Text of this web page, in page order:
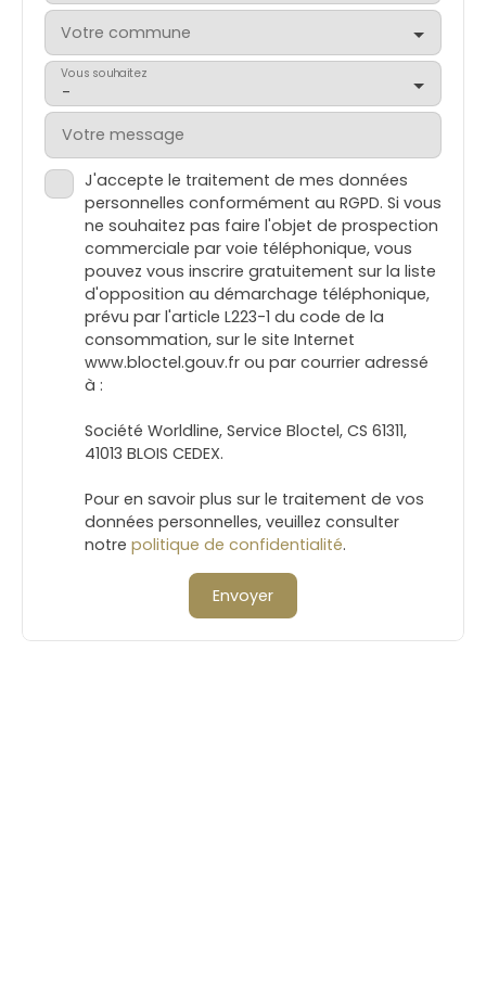
Votre commune
-
Vous souhaitez
Votre message
J'accepte le traitement de mes données
personnelles conformément au RGPD. Si vous
ne souhaitez pas faire l'objet de prospection
commerciale par voie téléphonique, vous
pouvez vous inscrire gratuitement sur la liste
d'opposition au démarchage téléphonique,
prévu par l'article L223-1 du code de la
consommation, sur le site Internet
www.bloctel.gouv.fr ou par courrier adressé
à :
Société Worldline, Service Bloctel, CS 61311,
41013 BLOIS CEDEX.
Pour en savoir plus sur le traitement de vos
données personnelles, veuillez consulter
notre politique de confidentialité.
Envoyer